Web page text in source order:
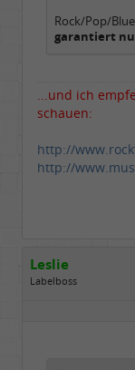
Rock/Pop/
garantiert
...und ich
schauen:
http://
http://
Leslie
Labelboss
in